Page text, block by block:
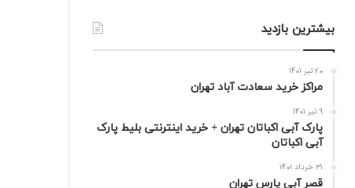
بیشترین بازدید
20 تیر 1401
مراکز خرید سعادت‌ آباد تهران
9 تیر 1401
پارک آبی اکباتان تهران + خرید اینترنتی بلیط پارک
آبی اکباتان
31 خرداد 1401
قصر آبی پارس تهران